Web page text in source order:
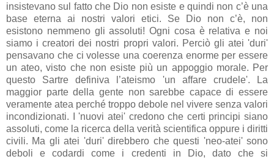
insistevano sul fatto che Dio non esiste e quindi non c’è una
base eterna ai nostri valori etici. Se Dio non c’è, non
esistono nemmeno gli assoluti! Ogni cosa è relativa e noi
siamo i creatori dei nostri propri valori. Perciò gli atei 'duri'
pensavano che ci volesse una coerenza enorme per essere
un ateo, visto che non esiste più un appoggio morale. Per
questo Sartre definiva l’ateismo 'un affare crudele'. La
maggior parte della gente non sarebbe capace di essere
veramente atea perché troppo debole nel vivere senza valori
incondizionati. I 'nuovi atei' credono che certi principi siano
assoluti, come la ricerca della verità scientifica oppure i diritti
civili. Ma gli atei 'duri' direbbero che questi 'neo-atei' sono
deboli e codardi come i credenti in Dio, dato che si